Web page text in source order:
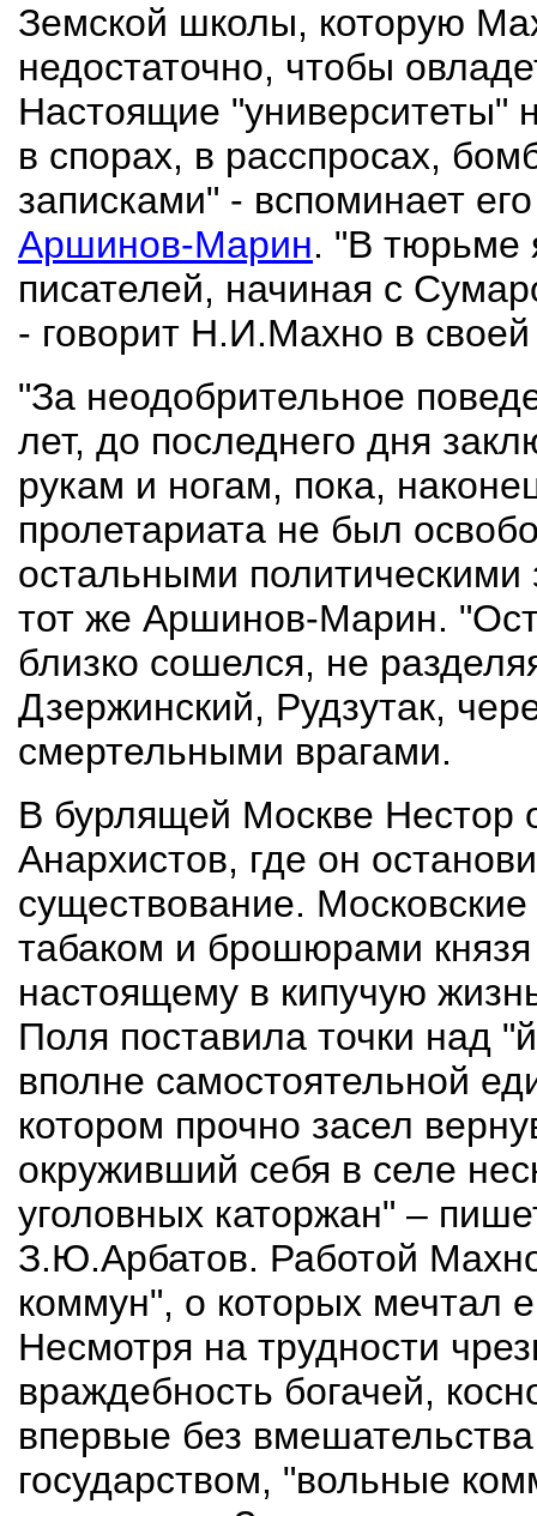
Земской школы, которую
недостаточно, чтобы
Настоящие "университеты"
в спорах, в расспросах,
записками" - вспоминает
Аршинов-Марин. "В тюрьме
писателей, начиная с
- говорит Н.И.Махно в
"За неодобрительное
лет, до последнего дня
рукам и ногам, пока,
пролетариата не был
остальными
тот же Аршинов-Марин.
близко сошелся, не
Дзержинский, Рудзутак,
смертельными врагами.
В бурлящей Москве Нестор
Анархистов, где он
существование.
табаком и брошюрами
настоящему в кипучую
Поля поставила точки над
вполне самостоятельной
котором прочно засел
окруживший себя в селе
уголовных каторжан" –
З.Ю.Арбатов. Работой
коммун", о которых мечтал
Несмотря на трудности
враждебность богачей,
впервые без
государством, "вольные